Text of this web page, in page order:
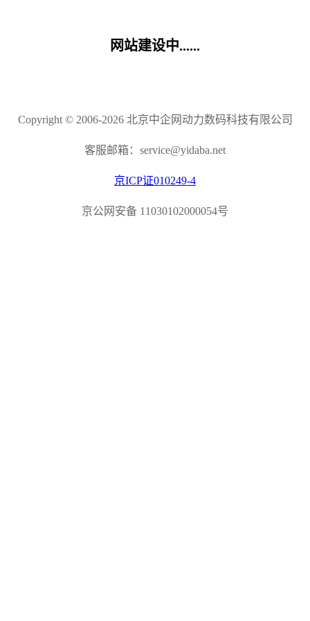
网站建设中......
Copyright © 2006-2026 北京中企网动力数码科技有限公司
客服邮箱：service@yidaba.net
京ICP证010249-4
京公网安备 11030102000054号